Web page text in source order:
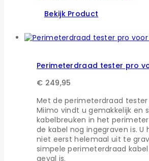
Bekijk Product
Perimeterdraad tester pro
€ 249,95
Met de perimeterdraad tester
Miimo vindt u gemakkelijk en
kabelbreuken in het
de kabel nog ingegraven is.
niet eerst helemaal uit te
simpele perimeterdraad
geval is.